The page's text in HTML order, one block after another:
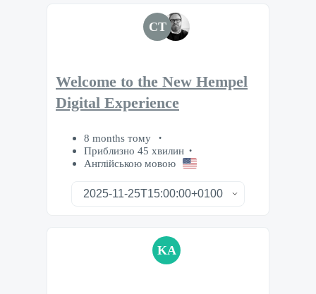
CT
Welcome to the New Hempel
Digital Experience
8 months тому
Приблизно 45 хвилин
Англійською мовою
KA